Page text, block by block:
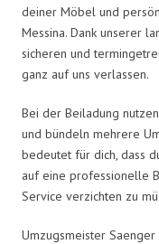
deiner Möbel und
Messina. Dank unserer
sicheren und
ganz auf uns verlassen.
Bei der Beiladung
und bündeln mehrere
bedeutet für dich, dass
auf eine professionelle
Service verzichten zu
Umzugsmeister